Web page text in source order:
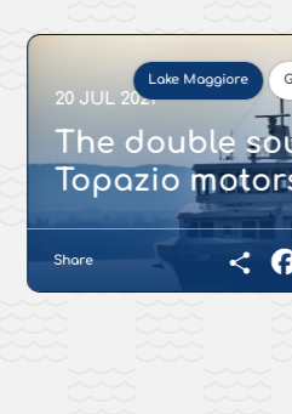
20 JUL 2021
The double
Topazio
Lake Maggiore
Share